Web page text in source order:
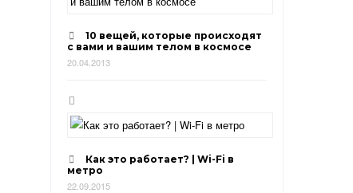
10 вещей, которые происходят
с вами и вашим телом в космосе
20.04.2013
Как это работает? | Wi-Fi в
метро
22.09.2015